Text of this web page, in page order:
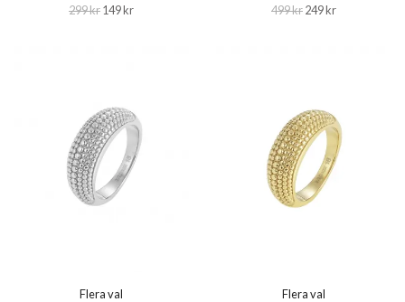
299 kr149 kr 499 kr249 kr
Flera val Flera val